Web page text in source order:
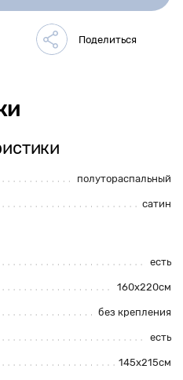
полутораспальный
сатин
есть
160x220см
без крепления
есть
145х215см